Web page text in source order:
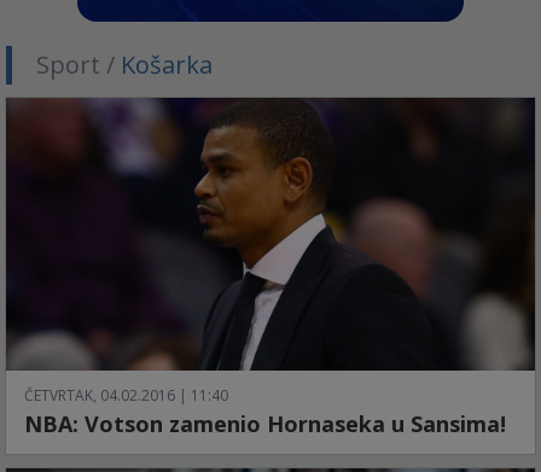
Sport / Košarka
ČETVRTAK, 04.02.2016 | 11:40
NBA: Votson zamenio Hornaseka u Sansima!